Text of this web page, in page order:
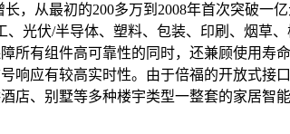
从最初的200多万到2008年首次突破一
光伏/半导体、塑料、包装、印刷、烟草
有组件高可靠性的同时，还兼顾使用寿
应有较高实时性。由于倍福的开放式接
、别墅等多种楼宇类型一整套的家居智